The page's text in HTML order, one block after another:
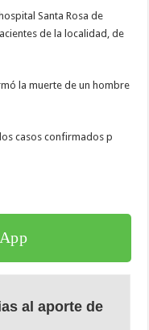
Santa Rosa de
de la localidad, de
la muerte de un hombre
casos confirmados p
al aporte de